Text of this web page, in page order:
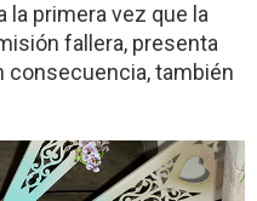
la primera vez que la
fallera, presenta
consecuencia, también